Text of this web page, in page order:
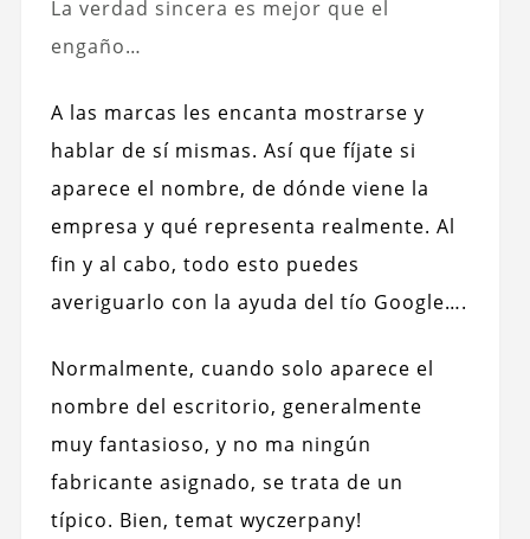
La verdad sincera es mejor que el
engaño…
A las marcas les encanta mostrarse y
hablar de sí mismas. Así que fíjate si
aparece el nombre, de dónde viene la
empresa y qué representa realmente. Al
fin y al cabo, todo esto puedes
averiguarlo con la ayuda del tío Google….
Normalmente, cuando solo aparece el
nombre del escritorio, generalmente
muy fantasioso, y no ma ningún
fabricante asignado, se trata de un
típico. Bien, temat wyczerpany!